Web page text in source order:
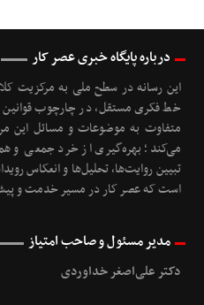
درباره پایگاه خبری عصر کار
این رسانه در سطح ملی به مرکزیت
خط فکری مستقل، در چارچوب قوانین
متفاوت به موضوعات ‌و مسائل این
می‌کند؛ بهره‌گیری از خرد جمعی و
تبیین روایت‌ها، تحلیل‌ها و انعکاس
است که عصر کار در مسیر خدمت و
مدیر مسئول و صاحب امتیاز
دکتر علی‌اصغر خداوردی